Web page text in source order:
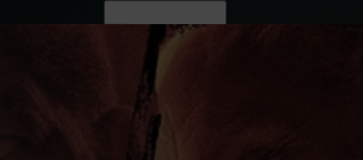
TV program Operátoři